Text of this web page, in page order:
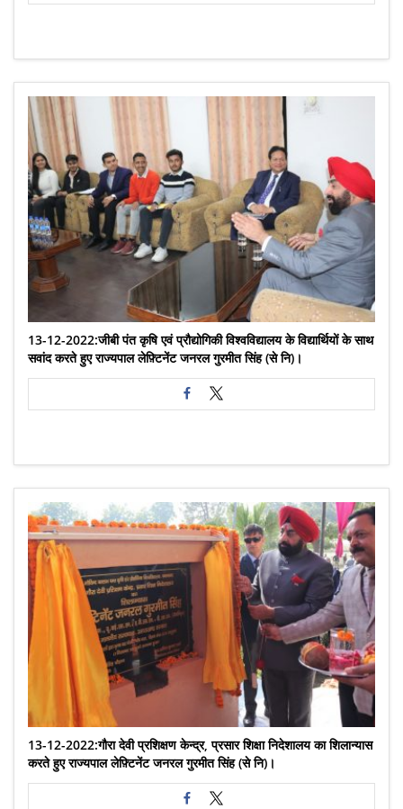
13-12-2022:जीबी पंत कृषि एवं प्रौद्योगिकी विश्वविद्यालय के विद्यार्थियों के साथ
सवांद करते हुए राज्यपाल लेफ़्टिनेंट जनरल गुरमीत सिंह (से नि)।
13-12-2022:गौरा देवी प्रशिक्षण केन्द्र, प्रसार शिक्षा निदेशालय का शिलान्यास
करते हुए राज्यपाल लेफ़्टिनेंट जनरल गुरमीत सिंह (से नि)।